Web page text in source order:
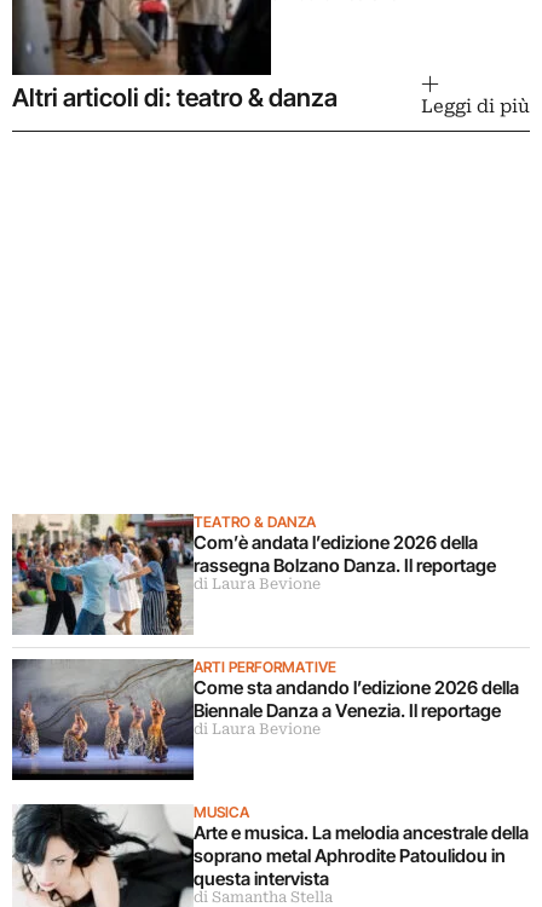
Altri articoli di: teatro & danza Leggi di più
TEATRO & DANZA
Com’è andata l’edizione 2026 della
rassegna Bolzano Danza. Il reportage
di Laura Bevione
ARTI PERFORMATIVE
Come sta andando l’edizione 2026 della
Biennale Danza a Venezia. Il reportage
di Laura Bevione
MUSICA
Arte e musica. La melodia ancestrale della
soprano metal Aphrodite Patoulidou in
questa intervista
di Samantha Stella